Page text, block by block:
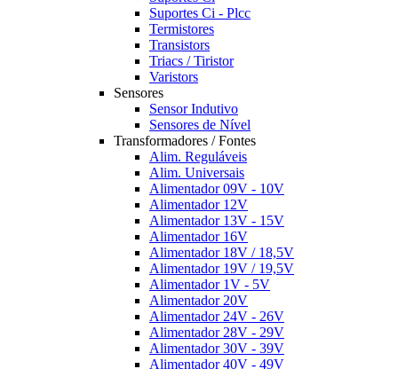
Suportes Ci - Plcc
Termistores
Transistors
Triacs / Tiristor
Varistors
Sensores
Sensor Indutivo
Sensores de Nível
Transformadores / Fontes
Alim. Reguláveis
Alim. Universais
Alimentador 09V - 10V
Alimentador 12V
Alimentador 13V - 15V
Alimentador 16V
Alimentador 18V / 18,5V
Alimentador 19V / 19,5V
Alimentador 1V - 5V
Alimentador 20V
Alimentador 24V - 26V
Alimentador 28V - 29V
Alimentador 30V - 39V
Alimentador 40V - 49V